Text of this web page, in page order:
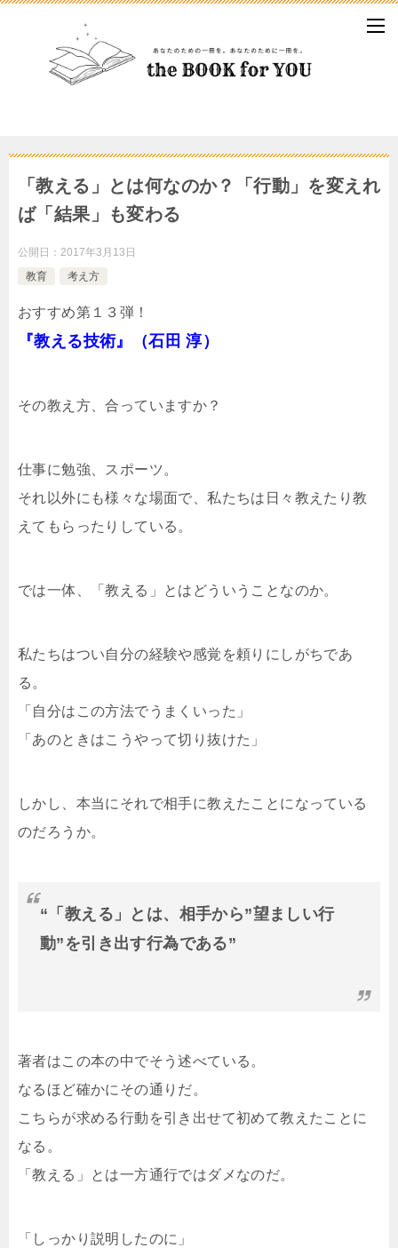
「教える」とは何なのか？「行動」を変えれ
ば「結果」も変わる
公開日： 2017年3月13日
教育
考え方
おすすめ第１３弾！
『教える技術』（石田 淳）
その教え方、合っていますか？
仕事に勉強、スポーツ。
それ以外にも様々な場面で、私たちは日々教えたり教
えてもらったりしている。
では一体、「教える」とはどういうことなのか。
私たちはつい自分の経験や感覚を頼りにしがちであ
る。
「自分はこの方法でうまくいった」
「あのときはこうやって切り抜けた」
しかし、本当にそれで相手に教えたことになっている
のだろうか。
“「教える」とは、相手から”望ましい行
動”を引き出す行為である”
著者はこの本の中でそう述べている。
なるほど確かにその通りだ。
こちらが求める行動を引き出せて初めて教えたことに
なる。
「教える」とは一方通行ではダメなのだ。
「しっかり説明したのに」